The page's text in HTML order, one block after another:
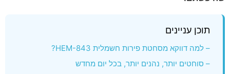
תוכן עניינים
– למה דווקא מסחטת פירות חשמלית HEM-843?
– סוחטים יותר, נהנים יותר, בכל יום מחדש